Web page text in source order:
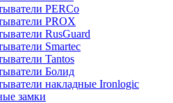
PERCo
PROX
RusGuard
Smartec
Tantos
Болид
накладные Ironlogic
замки